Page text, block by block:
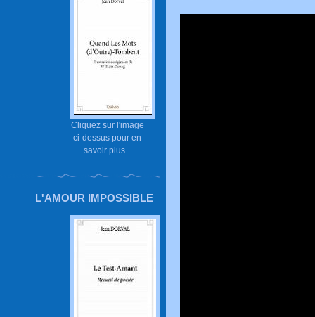
Cliquez sur l'image
ci-dessus pour en
savoir plus...
L'AMOUR IMPOSSIBLE